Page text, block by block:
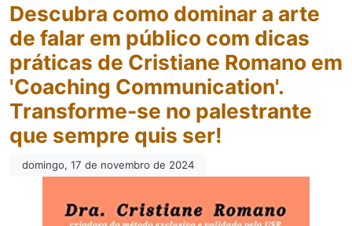
Descubra como dominar a arte
de falar em público com dicas
práticas de Cristiane Romano em
'Coaching Communication'.
Transforme-se no palestrante
que sempre quis ser!
domingo, 17 de novembro de 2024